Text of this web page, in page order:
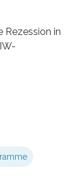
Rezession in